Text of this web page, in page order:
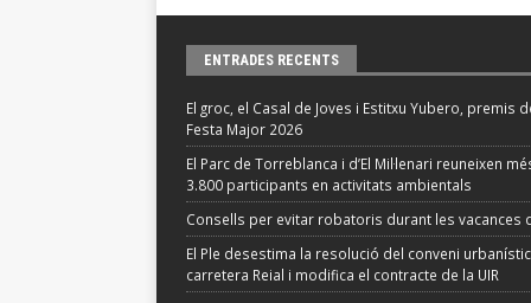
ENTRADES RECENTS
El groc, el Casal de Joves i Estitxu Yubero, premis
Festa Major 2026
El Parc de Torreblanca i d’El Mil·lenari reuneixen
3.800 participants en activitats ambientals
Consells per evitar robatoris durant les vacances
El Ple desestima la resolució del conveni
carretera Reial i modifica el contracte de la UIR